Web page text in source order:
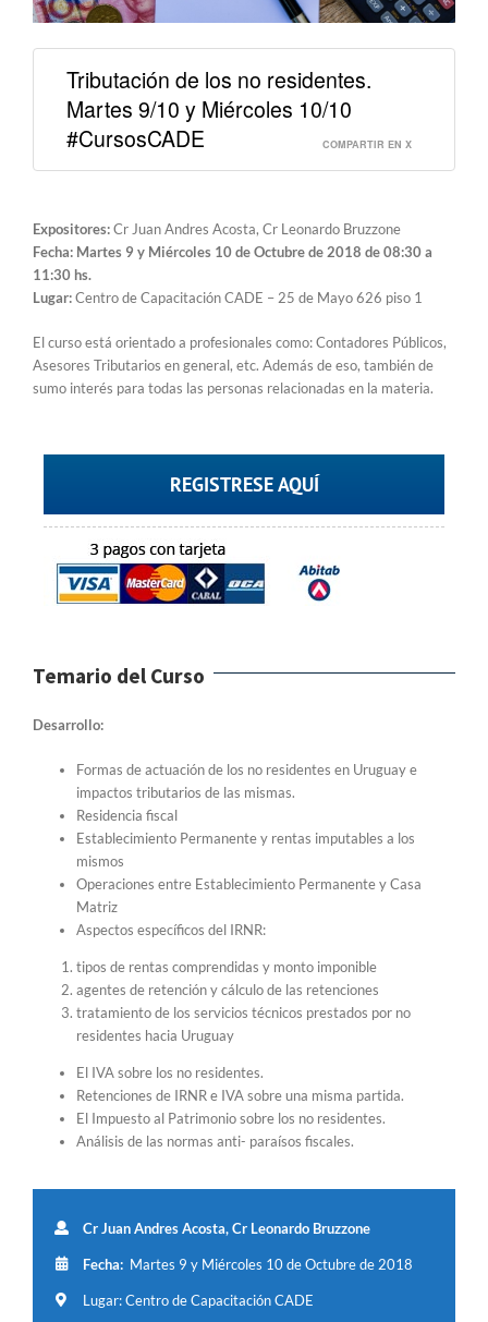
Tributación de los no residentes.
Martes 9/10 y Miércoles 10/10
#CursosCADE
COMPARTIR EN X
Expositores:Cr Juan Andres Acosta, Cr Leonardo Bruzzone
Fecha: Martes 9 y Miércoles 10 de Octubre de 2018 de 08:30 a
11:30 hs.
Lugar:Centro de Capacitación CADE – 25 de Mayo 626 piso 1
El curso está orientado a profesionales como: Contadores Públicos,
Asesores Tributarios en general, etc. Además de eso, también de
sumo interés para todas las personas relacionadas en la materia.
REGISTRESE AQUÍ
Temario del Curso
Desarrollo:
Formas de actuación de los no residentes en Uruguay e
impactos tributarios de las mismas.
Residencia fiscal
Establecimiento Permanente y rentas imputables a los
mismos
Operaciones entre Establecimiento Permanente y Casa
Matriz
Aspectos específicos del IRNR:
tipos de rentas comprendidas y monto imponible
agentes de retención y cálculo de las retenciones
tratamiento de los servicios técnicos prestados por no
residentes hacia Uruguay
El IVA sobre los no residentes.
Retenciones de IRNR e IVA sobre una misma partida.
El Impuesto al Patrimonio sobre los no residentes.
Análisis de las normas anti- paraísos fiscales.
Cr Juan Andres Acosta, Cr Leonardo Bruzzone
Fecha: Martes 9 y Miércoles 10 de Octubre de 2018
Lugar: Centro de Capacitación CADE